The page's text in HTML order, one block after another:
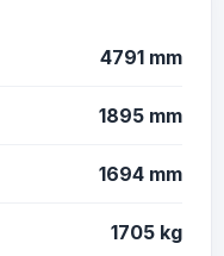
4791 mm
1895 mm
1694 mm
1705 kg